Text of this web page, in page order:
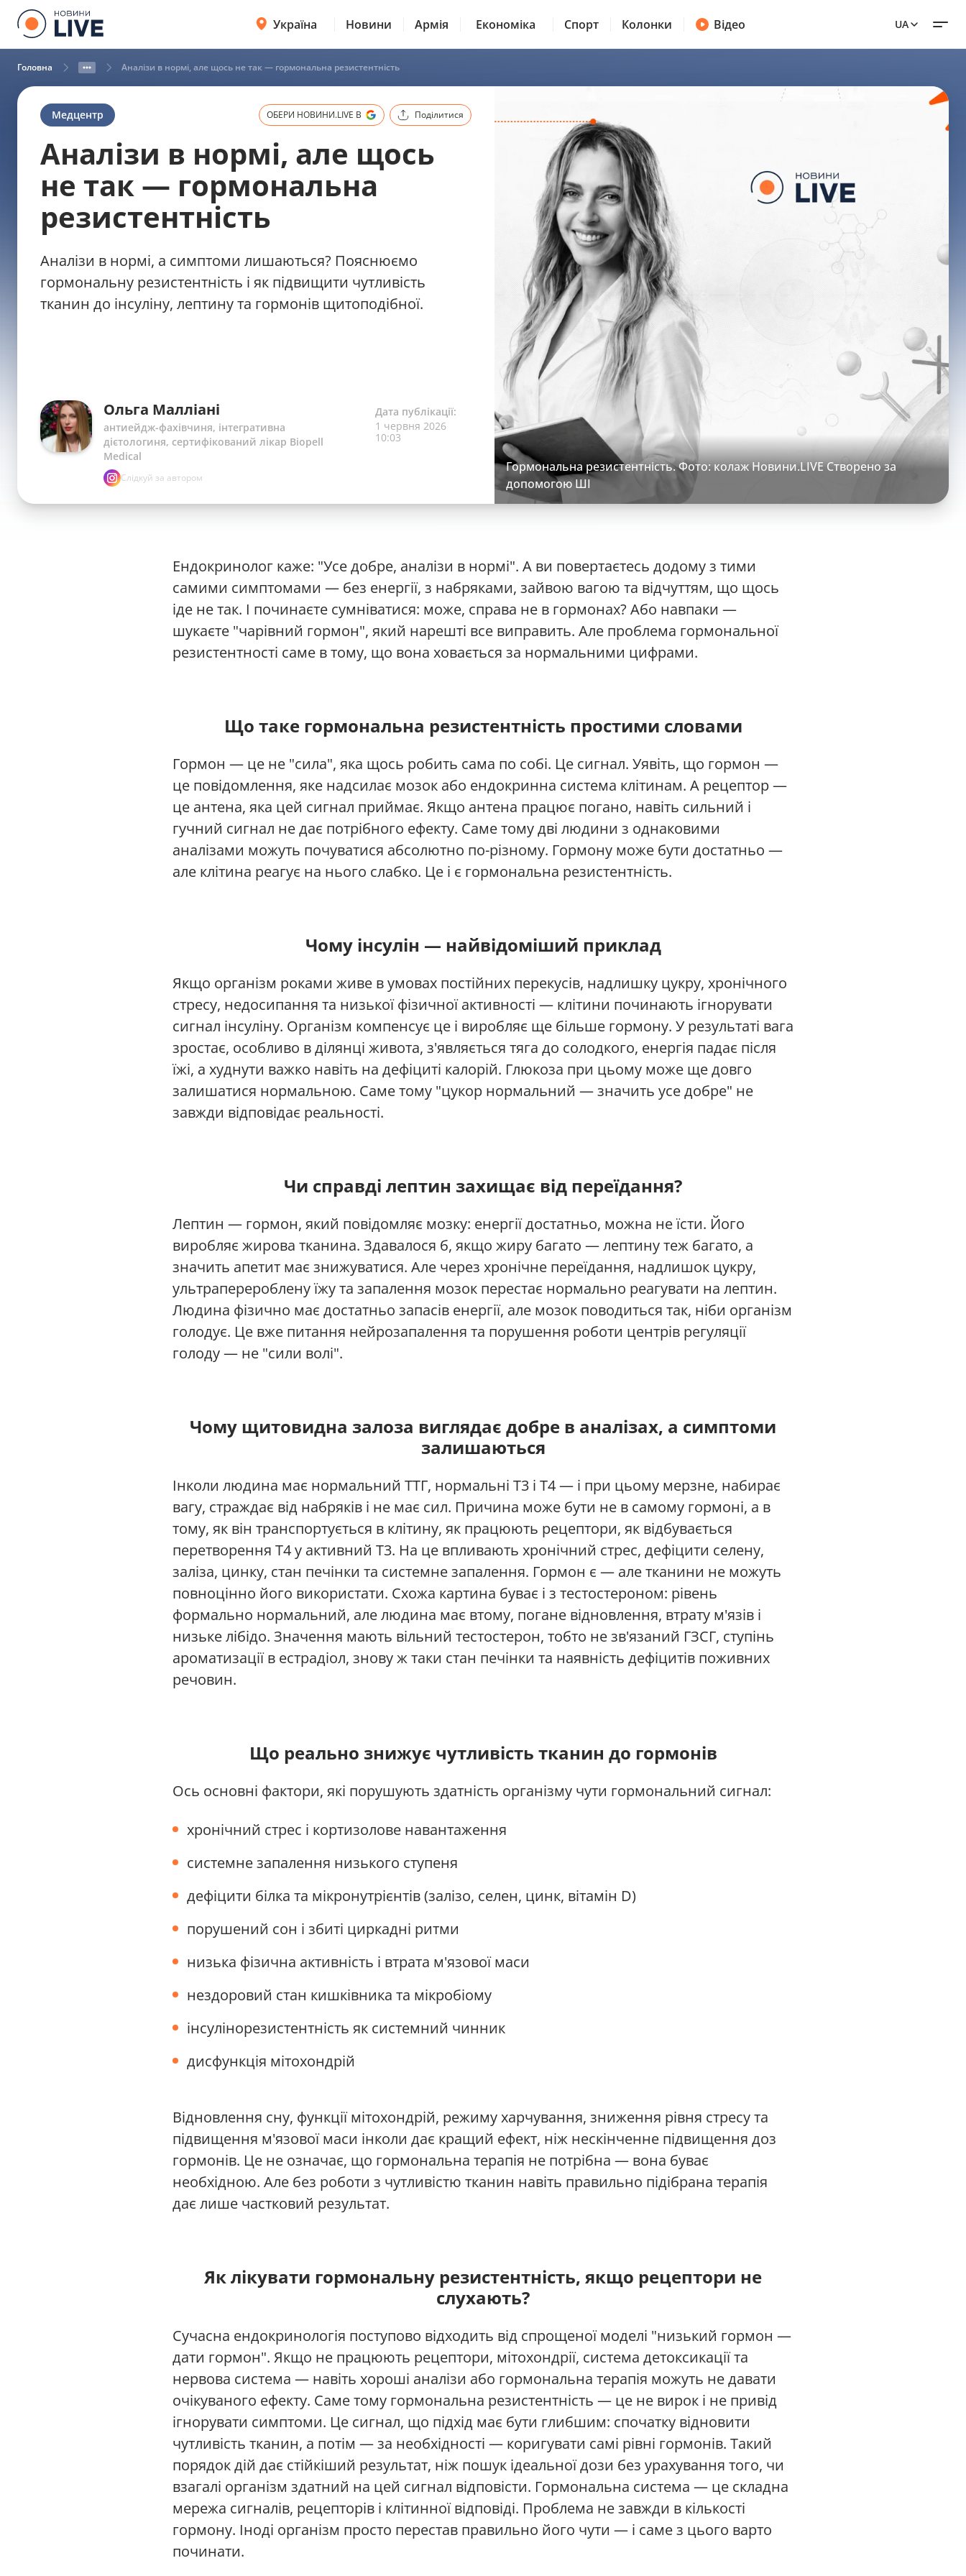
Україна Новини Армія Економіка Спорт Колонки Відео UA
Головна Аналізи в нормі, але щось не так — гормональна резистентність
Медцентр ОБЕРИ НОВИНИ.LIVE В Поділитися
Аналізи в нормі, але щось
не так — гормональна
резистентність
Аналізи в нормі, а симптоми лишаються? Пояснюємо
гормональну резистентність і як підвищити чутливість
тканин до інсуліну, лептину та гормонів щитоподібної.
Ольга Малліані
антиейдж-фахівчиня, інтегративна
дієтологиня, сертифікований лікар Biopell
Medical
Слідкуй за автором
Дата публікації:
1 червня 2026
10:03
Гормональна резистентність. Фото: колаж Новини.LIVE Створено за
допомогою ШІ
Ендокринолог каже: "Усе добре, аналізи в нормі". А ви повертаєтесь додому з тими
самими симптомами — без енергії, з набряками, зайвою вагою та відчуттям, що щось
іде не так. І починаєте сумніватися: може, справа не в гормонах? Або навпаки —
шукаєте "чарівний гормон", який нарешті все виправить. Але проблема гормональної
резистентності саме в тому, що вона ховається за нормальними цифрами.
Що таке гормональна резистентність простими словами
Гормон — це не "сила", яка щось робить сама по собі. Це сигнал. Уявіть, що гормон —
це повідомлення, яке надсилає мозок або ендокринна система клітинам. А рецептор —
це антена, яка цей сигнал приймає. Якщо антена працює погано, навіть сильний і
гучний сигнал не дає потрібного ефекту. Саме тому дві людини з однаковими
аналізами можуть почуватися абсолютно по-різному. Гормону може бути достатньо —
але клітина реагує на нього слабко. Це і є гормональна резистентність.
Чому інсулін — найвідоміший приклад
Якщо організм роками живе в умовах постійних перекусів, надлишку цукру, хронічного
стресу, недосипання та низької фізичної активності — клітини починають ігнорувати
сигнал інсуліну. Організм компенсує це і виробляє ще більше гормону. У результаті вага
зростає, особливо в ділянці живота, з'являється тяга до солодкого, енергія падає після
їжі, а худнути важко навіть на дефіциті калорій. Глюкоза при цьому може ще довго
залишатися нормальною. Саме тому "цукор нормальний — значить усе добре" не
завжди відповідає реальності.
Чи справді лептин захищає від переїдання?
Лептин — гормон, який повідомляє мозку: енергії достатньо, можна не їсти. Його
виробляє жирова тканина. Здавалося б, якщо жиру багато — лептину теж багато, а
значить апетит має знижуватися. Але через хронічне переїдання, надлишок цукру,
ультраперероблену їжу та запалення мозок перестає нормально реагувати на лептин.
Людина фізично має достатньо запасів енергії, але мозок поводиться так, ніби організм
голодує. Це вже питання нейрозапалення та порушення роботи центрів регуляції
голоду — не "сили волі".
Чому щитовидна залоза виглядає добре в аналізах, а симптоми
залишаються
Інколи людина має нормальний ТТГ, нормальні Т3 і Т4 — і при цьому мерзне, набирає
вагу, страждає від набряків і не має сил. Причина може бути не в самому гормоні, а в
тому, як він транспортується в клітину, як працюють рецептори, як відбувається
перетворення Т4 у активний Т3. На це впливають хронічний стрес, дефіцити селену,
заліза, цинку, стан печінки та системне запалення. Гормон є — але тканини не можуть
повноцінно його використати. Схожа картина буває і з тестостероном: рівень
формально нормальний, але людина має втому, погане відновлення, втрату м'язів і
низьке лібідо. Значення мають вільний тестостерон, тобто не зв'язаний ГЗСГ, ступінь
ароматизації в естрадіол, знову ж таки стан печінки та наявність дефіцитів поживних
речовин.
Що реально знижує чутливість тканин до гормонів
Ось основні фактори, які порушують здатність організму чути гормональний сигнал:
хронічний стрес і кортизолове навантаження
системне запалення низького ступеня
дефіцити білка та мікронутрієнтів (залізо, селен, цинк, вітамін D)
порушений сон і збиті циркадні ритми
низька фізична активність і втрата м'язової маси
нездоровий стан кишківника та мікробіому
інсулінорезистентність як системний чинник
дисфункція мітохондрій
Відновлення сну, функції мітохондрій, режиму харчування, зниження рівня стресу та
підвищення м'язової маси інколи дає кращий ефект, ніж нескінченне підвищення доз
гормонів. Це не означає, що гормональна терапія не потрібна — вона буває
необхідною. Але без роботи з чутливістю тканин навіть правильно підібрана терапія
дає лише частковий результат.
Як лікувати гормональну резистентність, якщо рецептори не
слухають?
Сучасна ендокринологія поступово відходить від спрощеної моделі "низький гормон —
дати гормон". Якщо не працюють рецептори, мітохондрії, система детоксикації та
нервова система — навіть хороші аналізи або гормональна терапія можуть не давати
очікуваного ефекту. Саме тому гормональна резистентність — це не вирок і не привід
ігнорувати симптоми. Це сигнал, що підхід має бути глибшим: спочатку відновити
чутливість тканин, а потім — за необхідності — коригувати самі рівні гормонів. Такий
порядок дій дає стійкіший результат, ніж пошук ідеальної дози без урахування того, чи
взагалі організм здатний на цей сигнал відповісти. Гормональна система — це складна
мережа сигналів, рецепторів і клітинної відповіді. Проблема не завжди в кількості
гормону. Іноді організм просто перестав правильно його чути — і саме з цього варто
починати.